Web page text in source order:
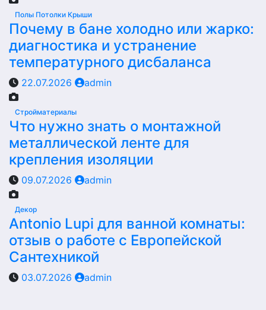
Полы Потолки Крыши
Почему в бане холодно или жарко:
диагностика и устранение
температурного дисбаланса
22.07.2026 admin
Стройматериалы
Что нужно знать о монтажной
металлической ленте для
крепления изоляции
09.07.2026 admin
Декор
Antonio Lupi для ванной комнаты:
отзыв о работе с Европейской
Сантехникой
03.07.2026 admin